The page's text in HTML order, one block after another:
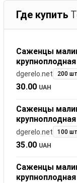
Где купить
Саженцы
крупноплодная
dgerelo.net 200
30.00 UAH
Саженцы
крупноплодная
dgerelo.net 100
35.00 UAH
Саженцы
крупноплодная